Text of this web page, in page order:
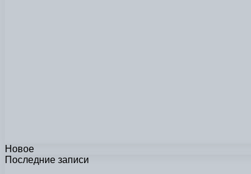
Новое
Последние записи